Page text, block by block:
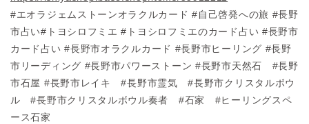
#エオラジェムストーンオラクルカード #自己啓発への旅 #長野
市占い#トヨシロフミエ #トヨシロフミエのカード占い #長野市
カード占い #長野市オラク ルカード #長野市ヒーリング #長野
市リーディング #長野市パワーストーン #長野市天然石 #長野
市石屋 #長野市レイキ#長野市霊気 #長野市クリスタルボウ
ル #長野市クリスタルボウル奏者 #石家 #ヒーリングスペ
ース石家